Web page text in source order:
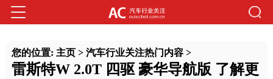
您的位置: 主页> 汽车行业关注热门内容>
雷斯特W 2.0T 四驱 豪华导航版 了解更